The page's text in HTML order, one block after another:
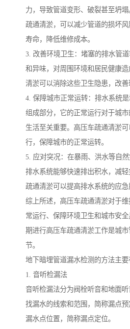
力，导致管道变形、破裂甚至坍
疏通清淤，可以减少管道的损坏
寿命，降低维修成本。
3. 改善环境卫生：堵塞的排水管
和异味，对周围环境和居民健康
清淤可以消除这些卫生隐患，改善
4. 保障城市正常运转：排水系统
组成部分，它的正常运行对于城
生活至关重要。高压车疏通清淤
行，保障城市的正常运转。
5. 应对突况：在暴雨、洪水等自
排水系统能够快速排出积水，减
疏通清淤可以提高排水系统的应急
综上所述，高压车疏通清淤对于
常运行、保障环境卫生和城市安
期进行高压车疏通清淤工作是城
节。
地下暗埋管道漏水检测的方法主要
1. 音听检漏法
音听检漏法分为阀栓听音和地面
找漏水的线索和范围，简称漏点
漏水点位置，简称漏点定位。